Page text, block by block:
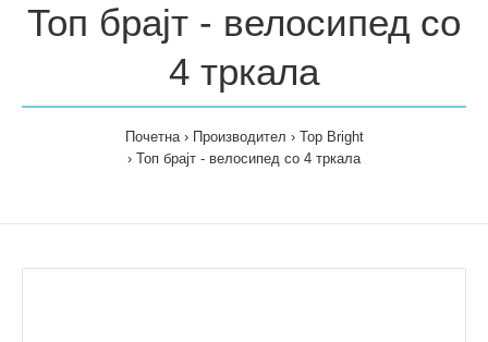
Топ брајт - велосипед со
4 тркала
Почетна Производител
Top Bright
Топ брајт - велосипед со 4 тркала